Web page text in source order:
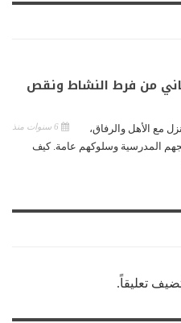
من فرط النشاط ونقص
مع الأهل والرفاق،
المدرسية وسلوكهم عامة. كيف
تعليقاً.